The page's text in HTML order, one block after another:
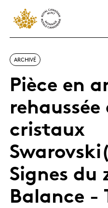
ARCHIVÉ
Pièce en
rehaussée
cristaux
Signes du
Balance -